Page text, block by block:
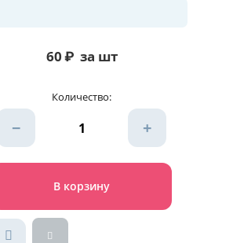
60₽ за шт
Количество:
+
−
В корзину